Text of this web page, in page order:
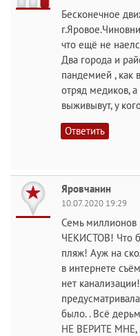
Бесконечное
что ещё не
Два города и
пандемией , как
отряд медиков,
выживывут, у
Ответить
Яровчанин
10.07.2020 19:29
Семь миллионов
ЧЕКИСТОВ! Что
пляж! Ауж на
в интернете
нет
было. . Всё
НЕ ВЕРИТЕ